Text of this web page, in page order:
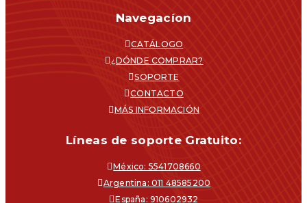
Navegacíon
CATÁLOGO
¿DÓNDE COMPRAR?
SOPORTE
CONTACTO
MÁS INFORMACIÓN
Líneas de soporte Gratuito:
México: 5541708660
Argentina: 011 48585200
España: 910602932